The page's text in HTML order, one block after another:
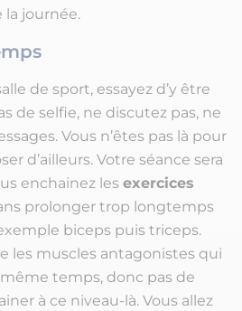
la journée.
de sport, essayez d’y être
de selfie, ne discutez pas, ne
Vous n’êtes pas là pour
d’ailleurs. Votre séance sera
enchainez les exercices
prolonger trop longtemps
biceps puis triceps.
les muscles antagonistes qui
temps, donc pas de
à ce niveau-là. Vous allez